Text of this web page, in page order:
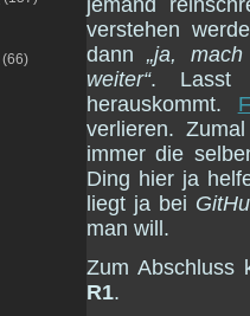
(66)
jemand
verstehen
dann„ja, mach
weiter“. Lasst
herauskommt.
verlieren.
immer die
Ding hier ja
liegt ja bei
man will.
Zum
R1.